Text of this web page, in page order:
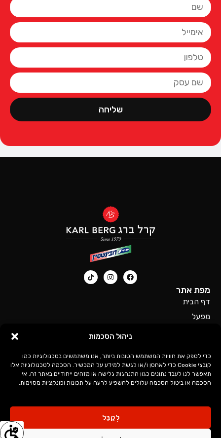
ניהול הסכמות
כדי לספק את חוויות המשתמש הטובות ביותר, אנו משתמשים בטכנולוגיות כמו
קובצי Cookie כדי לאחסן ו/או לגשת למידע על המכשיר. הסכמה לטכנולוגיות אלו
תאפשר לנו לעבד נתונים כגון התנהגות גלישה או מזהים ייחודיים באתר זה. אי
הסכמה או ביטול הסכמה עלולים להשפיע לרעה על תכונות ופונקציות מסוימות.
לְקַבֵּל
שליחה
מפת אתר
דף הבית
מפעל
כל המוצרים של קרל ברג
לינקים חשובים
מדיניות פרטיות
הצהרת נגישות
צור קשר